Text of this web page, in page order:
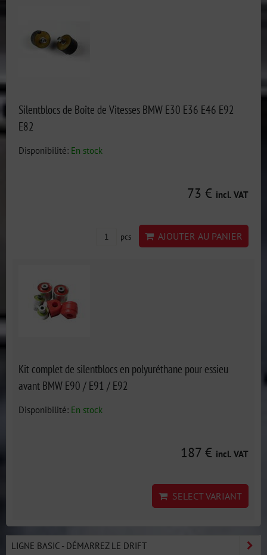
Silentblocs de Boîte de Vitesses BMW E30 E36 E46 E92
E82
Disponibilité: En stock
73 € incl. VAT
pcs AJOUTER AU PANIER
Kit complet de silentblocs en polyuréthane pour essieu
avant BMW E90 / E91 / E92
Disponibilité: En stock
187 € incl. VAT
SELECT VARIANT
LIGNE BASIC - DÉMARREZ LE DRIFT